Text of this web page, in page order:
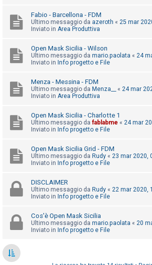
A
o
m
n
t
t
v
C
e
c
a
Fabio - Barcellona - FDM
Ultimo messaggio da azeroth « 25 mar
Inviato in Area Produttiva
Open Mask Sicilia - Wilson
Ultimo messaggio da mario.paolata « 24
Inviato in Info progetto e File
Menza - Messina - FDM
Ultimo messaggio da Menza__ « 24 mar
Inviato in Area Produttiva
Open Mask Sicilia - Charlotte 1
Ultimo messaggio da fablabme « 24 mar
Inviato in Info progetto e File
Open Mask Sicilia Grid - FDM
Ultimo messaggio da Rudy « 23 mar 2020,
Inviato in Info progetto e File
DISCLAIMER
Ultimo messaggio da Rudy « 22 mar 2020,
Inviato in Info progetto e File
Cos'è Open Mask Sicilia
Ultimo messaggio da mario.paolata « 20
Inviato in Info progetto e File